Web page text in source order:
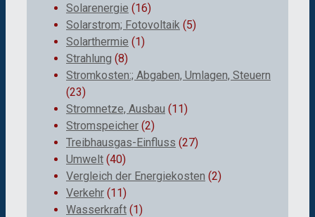
Solarenergie (16)
Solarstrom; Fotovoltaik (5)
Solarthermie (1)
Strahlung (8)
Stromkosten:; Abgaben, Umlagen, Steuern
(23)
Stromnetze, Ausbau (11)
Stromspeicher (2)
Treibhausgas-Einfluss (27)
Umwelt (40)
Vergleich der Energiekosten (2)
Verkehr (11)
Wasserkraft (1)